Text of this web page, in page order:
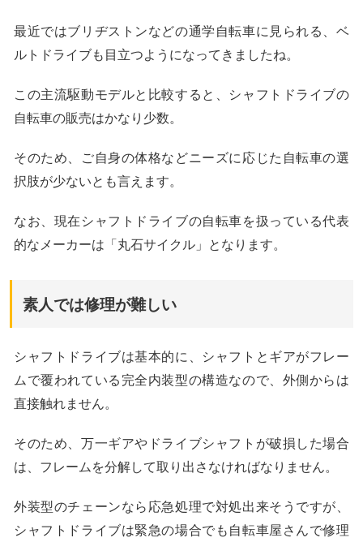
最近ではブリヂストンなどの通学自転車に見られる、ベ
ルトドライブも目立つようになってきましたね。
この主流駆動モデルと比較すると、シャフトドライブの
自転車の販売はかなり少数。
そのため、ご自身の体格などニーズに応じた自転車の選
択肢が少ないとも言えます。
なお、現在シャフトドライブの自転車を扱っている代表
的なメーカーは「丸石サイクル」となります。
素人では修理が難しい
シャフトドライブは基本的に、シャフトとギアがフレー
ムで覆われている完全内装型の構造なので、外側からは
直接触れません。
そのため、万一ギアやドライブシャフトが破損した場合
は、フレームを分解して取り出さなければなりません。
外装型のチェーンなら応急処理で対処出来そうですが、
シャフトドライブは緊急の場合でも自転車屋さんで修理